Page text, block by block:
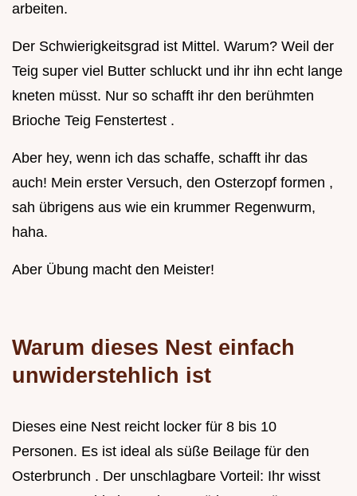
arbeiten.
Der Schwierigkeitsgrad ist Mittel. Warum? Weil der
Teig super viel Butter schluckt und ihr ihn echt lange
kneten müsst. Nur so schafft ihr den berühmten
Brioche Teig Fenstertest .
Aber hey, wenn ich das schaffe, schafft ihr das
auch! Mein erster Versuch, den Osterzopf formen ,
sah übrigens aus wie ein krummer Regenwurm,
haha.
Aber Übung macht den Meister!
Warum dieses Nest einfach
unwiderstehlich ist
Dieses eine Nest reicht locker für 8 bis 10
Personen. Es ist ideal als süße Beilage für den
Osterbrunch . Der unschlagbare Vorteil: Ihr wisst